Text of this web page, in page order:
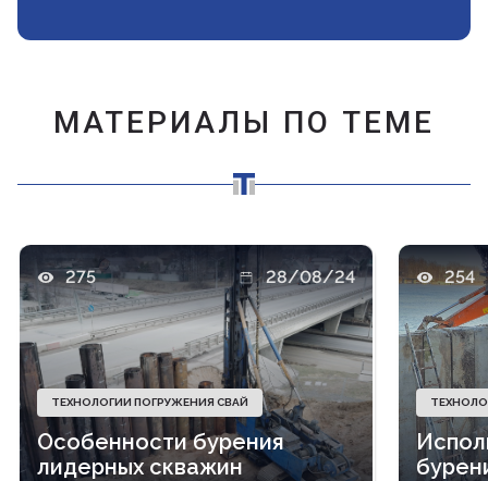
МАТЕРИАЛЫ ПО ТЕМЕ
275 28/08/24
ТЕХНОЛОГИИ ПОГРУЖЕНИЯ СВАЙ
Особенности бурения
лидерных скважин
254